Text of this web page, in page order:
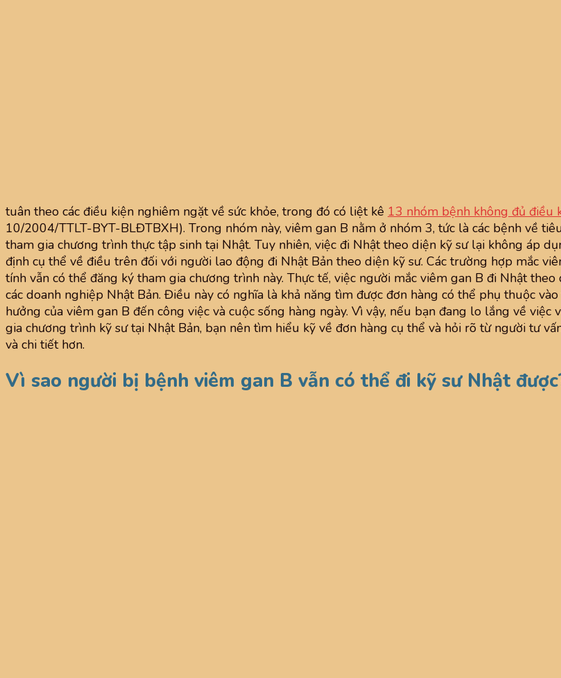
tuân theo các điều kiện nghiêm ngặt về sức khỏe, trong đó có liệt kê 13 nhóm bệnh không đủ điều
10/2004/TTLT-BYT-BLĐTBXH). Trong nhóm này, viêm gan B nằm ở nhóm 3, tức là các bệnh về
tham gia chương trình thực tập sinh tại Nhật. Tuy nhiên, việc đi Nhật theo diện kỹ sư lại không áp
định cụ thể về điều trên đối với người lao động đi Nhật Bản theo diện kỹ sư. Các trường hợp mắc
tính vẫn có thể đăng ký tham gia chương trình này. Thực tế, việc người mắc viêm gan B đi Nhật
các doanh nghiệp Nhật Bản. Điều này có nghĩa là khả năng tìm được đơn hàng có thể phụ thuộc
hưởng của viêm gan B đến công việc và cuộc sống hàng ngày. Vì vậy, nếu bạn đang lo lắng về
gia chương trình kỹ sư tại Nhật Bản, bạn nên tìm hiểu kỹ về đơn hàng cụ thể và hỏi rõ từ người tư
và chi tiết hơn.
Vì sao người bị bệnh viêm gan B vẫn có thể đi kỹ sư Nhật